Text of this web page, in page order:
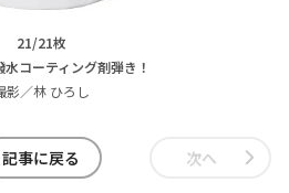
21/21枚
コーティング剤弾き！
影／林 ひろし
記事に戻る 次へ